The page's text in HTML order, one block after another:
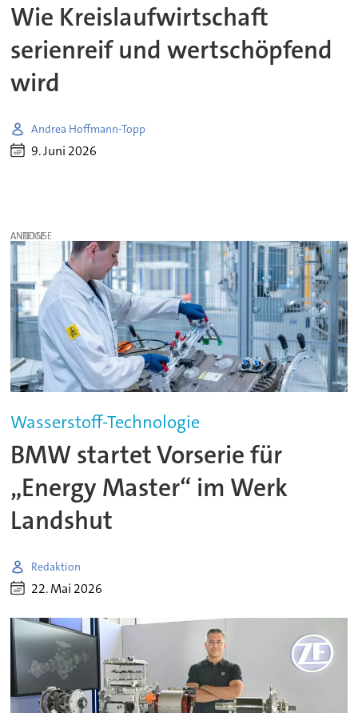
Wie Kreislaufwirtschaft
serienreif und wertschöpfend
wird
Andrea Hoffmann-Topp
9. Juni 2026
ANZEIGE
Wasserstoff-Technologie
BMW startet Vorserie für
„Energy Master“ im Werk
Landshut
Redaktion
22. Mai 2026